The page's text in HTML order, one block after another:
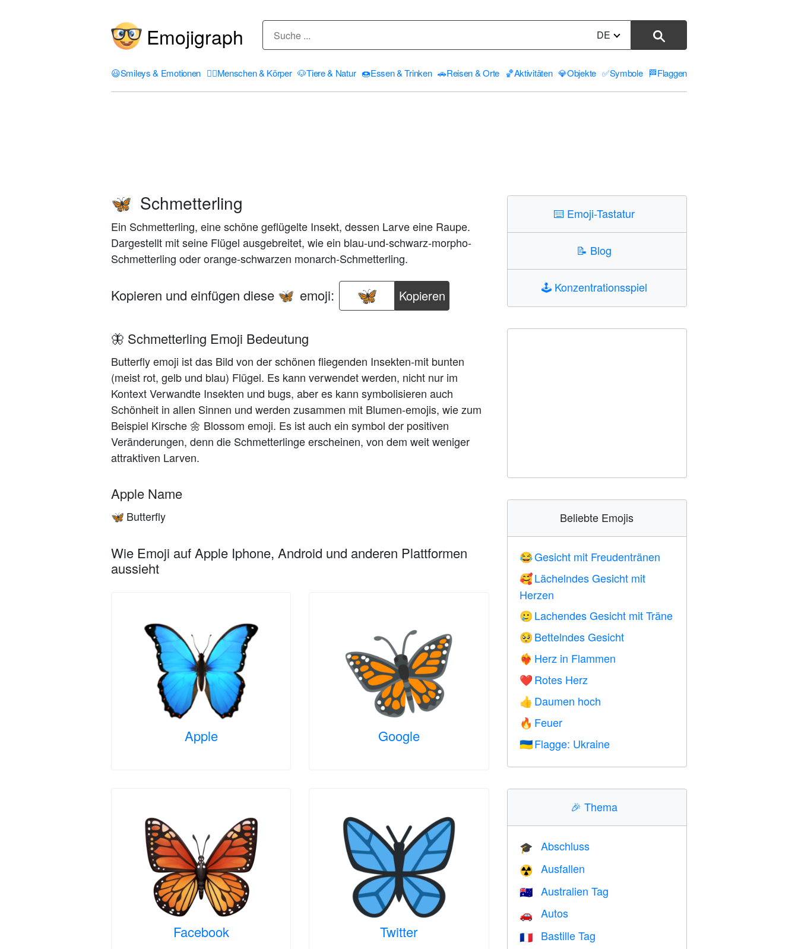
Emojigraph DE
😃Smileys & Emotionen 🤦‍♀️Menschen & Körper 🐶Tiere & Natur 🍩Essen & Trinken 🚗Reisen & Orte 🏀Aktivitäten 💎Objekte ✅Symbole 🏁Flaggen
🦋 Schmetterling
Ein Schmetterling, eine schöne geflügelte Insekt, dessen Larve eine Raupe.
Dargestellt mit seine Flügel ausgebreitet, wie ein blau-und-schwarz-morpho-
Schmetterling oder orange-schwarzen monarch-Schmetterling.
Kopieren und einfügen diese 🦋 emoji: Kopieren
🦋 Schmetterling Emoji Bedeutung
Butterfly emoji ist das Bild von der schönen fliegenden Insekten-mit bunten
(meist rot, gelb und blau) Flügel. Es kann verwendet werden, nicht nur im
Kontext Verwandte Insekten und bugs, aber es kann symbolisieren auch
Schönheit in allen Sinnen und werden zusammen mit Blumen-emojis, wie zum
Beispiel Kirsche 🌼 Blossom emoji. Es ist auch ein symbol der positiven
Veränderungen, denn die Schmetterlinge erscheinen, von dem weit weniger
attraktiven Larven.
Apple Name
🦋 Butterfly
Wie Emoji auf Apple Iphone, Android und anderen Plattformen
aussieht
Apple Google
Facebook Twitter
⌨️ Emoji-Tastatur
📝 Blog
🕹️ Konzentrationsspiel
Beliebte Emojis
😂Gesicht mit Freudentränen
🥰 Lächelndes Gesicht mit
Herzen
🥲 Lachendes Gesicht mit Träne
🥺 Bettelndes Gesicht
❤️‍🔥 Herz in Flammen
❤️ Rotes Herz
👍 Daumen hoch
🔥 Feuer
🇺🇦 Flagge: Ukraine
🎉Thema
🎓 Abschluss
☢️ Ausfallen
🇦🇺 Australien Tag
🚗 Autos
🇫🇷 Bastille Tag